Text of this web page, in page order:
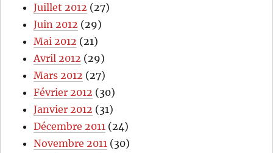
Juillet 2012 (27)
Juin 2012 (29)
Mai 2012 (21)
Avril 2012 (29)
Mars 2012 (27)
Février 2012 (30)
Janvier 2012 (31)
Décembre 2011 (24)
Novembre 2011 (30)